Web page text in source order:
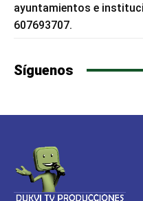
ayuntamientos e
607693707.
Síguenos